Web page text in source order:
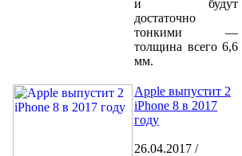
и будут
достаточно
тонкими —
толщина всего 6,6
мм.
Apple выпустит 2
iPhone 8 в 2017
году
26.04.2017 /